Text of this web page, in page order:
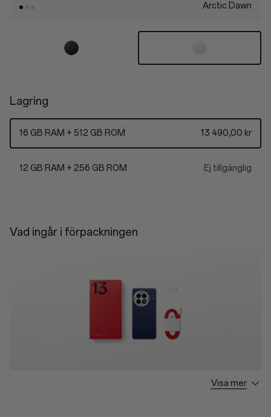
Arctic Dawn
Lagring
16 GB RAM + 512 GB ROM 13 490,00 kr
12 GB RAM + 256 GB ROM Ej tillgänglig
Vad ingår i förpackningen
Visa mer